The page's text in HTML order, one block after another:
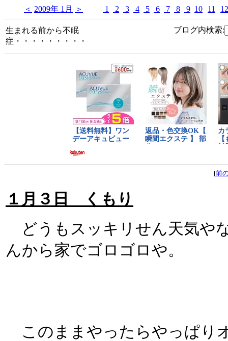
＜ 2009年 1月 ＞ 1 2 3 4 5 6 7 8 9 10 11 12
生まれる前から不眠
症・・・・・・・・・
ブログ内検索:
[前
１月３日 くもり
どうもスッキリせん天気や
んから家でゴロゴロや。
このままやったらやっぱり